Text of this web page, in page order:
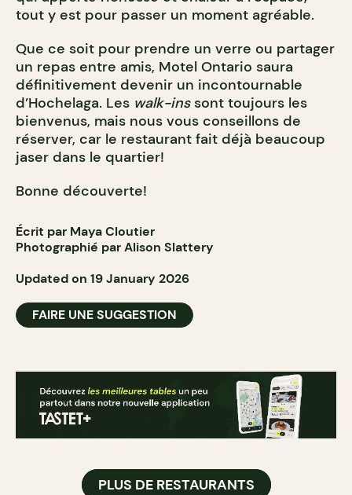
tout y est pour passer un moment agréable.
Que ce soit pour prendre un verre ou partager
un repas entre amis, Motel Ontario saura
définitivement devenir un incontournable
d’Hochelaga. Les walk-inssont toujours les
bienvenus, mais nous vous conseillons de
réserver, car le restaurant fait déjà beaucoup
jaser dans le quartier!
Bonne découverte!
Écrit par Maya Cloutier
Photographié par Alison Slattery
Updated on 19 January 2026
FAIRE UNE SUGGESTION
PLUS DE RESTAURANTS